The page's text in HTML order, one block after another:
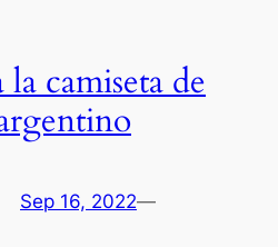
camiseta de
Sep 16, 2022—